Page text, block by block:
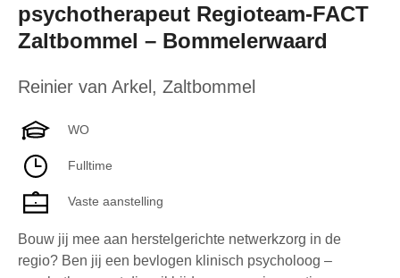
psychotherapeut Regioteam-FACT
Zaltbommel – Bommelerwaard
Reinier van Arkel , Zaltbommel
WO
Fulltime
Vaste aanstelling
Bouw jij mee aan herstelgerichte netwerkzorg in de
regio? Ben jij een bevlogen klinisch psycholoog –